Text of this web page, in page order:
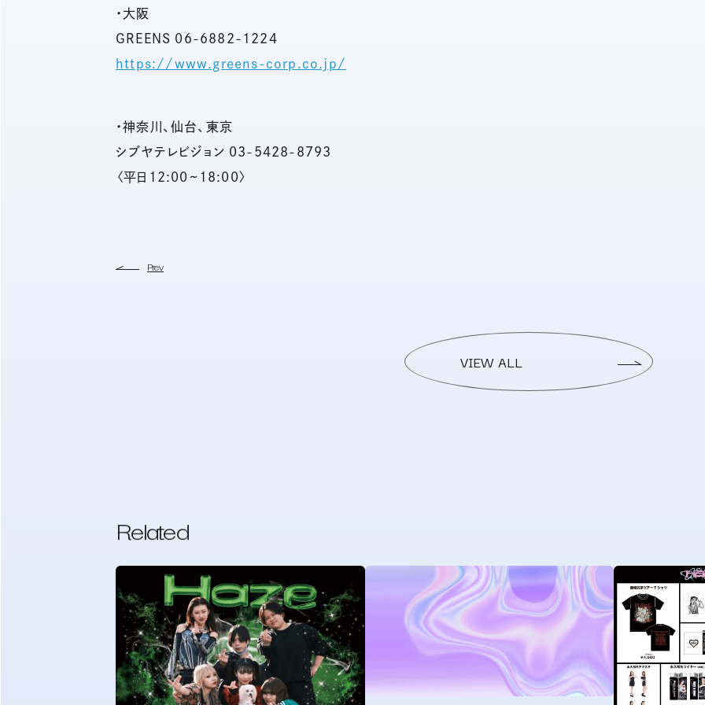
・大阪
GREENS 06-6882-1224
https://www.greens-corp.co.jp/
・神奈川、仙台、東京
シブヤテレビジョン 03-5428-8793
〈平日12:00~18:00〉
Prev
VIEW ALL
Related